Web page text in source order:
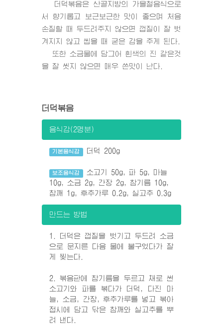
더덕볶음은 산골지방의 가을철음식으로
서 향기롭고 보근보근한 맛이 좋으며 처음
손질할 때 두드려주지 않으면 껍질이 잘 벗
겨지지 않고 씹을 때 굳은 감을 주게 된다.
또한 소금물에 담그어 흰색의 진 같은것
을 잘 씻지 않으면 매우 쓴맛이 난다.
더덕볶음
음식감(2명분)
기본음식감 더덕 200g
보조음식감
소고기 50g, 파 5g, 마늘
10g, 소금 2g, 간장 2g, 참기름 10g,
참깨 1g, 후추가루 0.2g, 실고추 0.3g
만드는 방법
1. 더덕은 껍질을 벗기고 두드려 소금
으로 문지른 다음 물에 불구었다가 잘
게 찢는다.
2. 볶음판에 참기름을 두르고 채로 썬
소고기와 파를 볶다가 더덕, 다진 마
늘, 소금, 간장, 후추가루를 넣고 볶아
접시에 담고 닦은 참깨와 실고추를 뿌
려 낸다.